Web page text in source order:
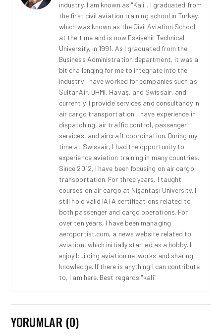
industry, I am known as "Kali". I graduated from
the first civil aviation training school in Turkey,
which was known as the Civil Aviation School
at the time and is now Eskişehir Technical
University, in 1991. As I graduated from the
Business Administration department, it was a
bit challenging for me to integrate into the
industry. I have worked for companies such as
SultanAir, DHMI, Havaş, and Swissair, and
currently, I provide services and consultancy in
air cargo transportation. I have experience in
dispatching, air traffic control, passenger
services, and aircraft coordination. During my
time at Swissair, I had the opportunity to
experience aviation training in many countries.
Since 2012, I have been focusing on air cargo
transportation. For three years, I taught
courses on air cargo at Nişantaşı University. I
still hold valid IATA certifications related to
both passenger and cargo operations. For
over ten years, I have been managing
aeroportist.com, a news website related to
aviation, which initially started as a hobby. I
enjoy building aviation networks and sharing
knowledge. If there is anything I can contribute
to, I am here. Best regards "kali"
YORUMLAR (0)